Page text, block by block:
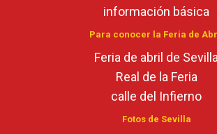
información básica
Para conocer la Feria de
Feria de abril de Sevilla
Real de la Feria
calle del Infierno
Fotos de Sevilla